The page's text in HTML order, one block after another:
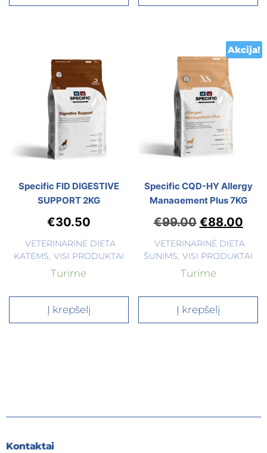
Specific FID DIGESTIVE
SUPPORT 2KG
€30.50
VETERINARINĖ DIETA
KATĖMS, VISI PRODUKTAI
Turime
Į krepšelį
Akcija!
Specific CQD-HY Allergy
Management Plus 7KG
€99.00 €88.00
VETERINARINĖ DIETA
ŠUNIMS, VISI PRODUKTAI
Turime
Į krepšelį
Kontaktai